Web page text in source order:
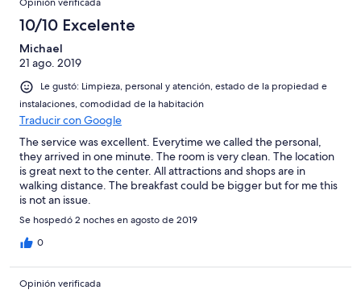
Opinión verificada
10/10 Excelente
Michael
21 ago. 2019
Le gustó: Limpieza, personal y atención, estado de la propiedad e
instalaciones, comodidad de la habitación
Traducir con Google
The service was excellent. Everytime we called the personal,
they arrived in one minute. The room is very clean. The location
is great next to the center. All attractions and shops are in
walking distance. The breakfast could be bigger but for me this
is not an issue.
Se hospedó 2 noches en agosto de 2019
0
Opinión verificada